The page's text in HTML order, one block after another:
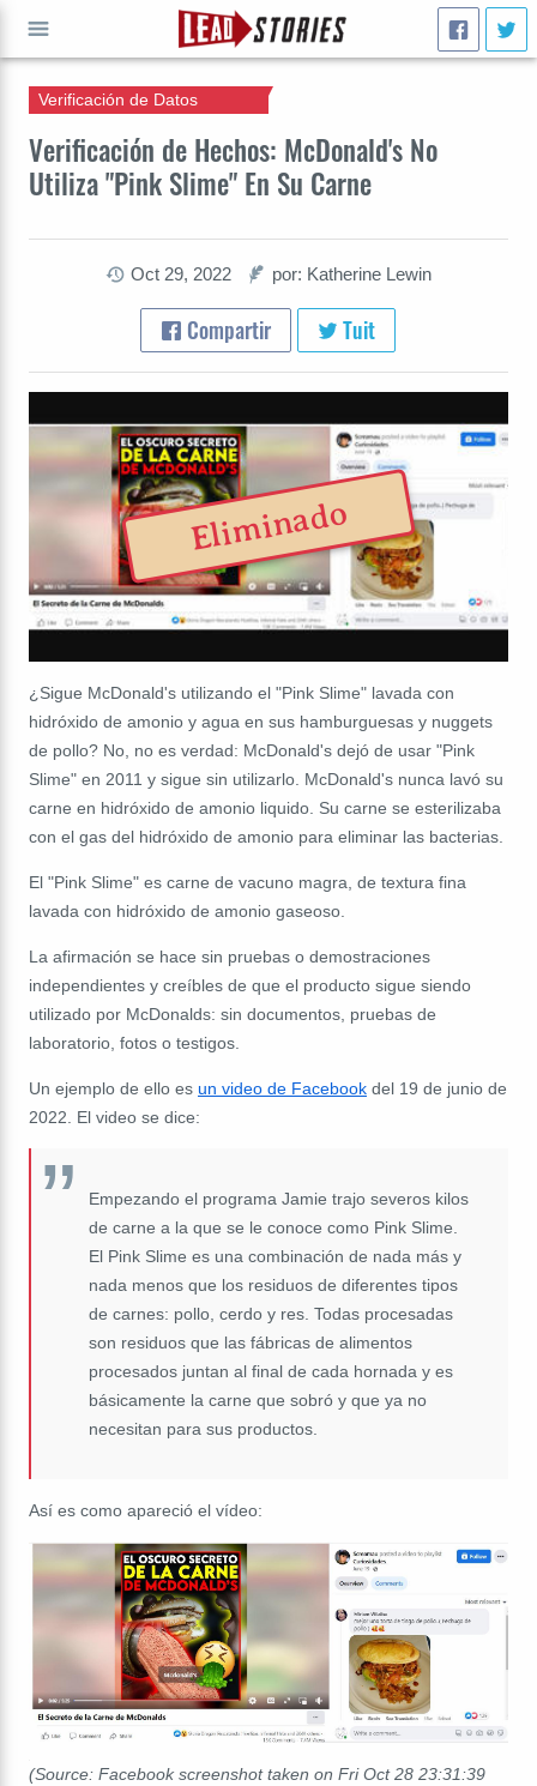
Verificación de Hechos: McDonald's No
Utiliza "Pink Slime" En Su Carne
Verificación de Datos
Oct 29, 2022 por: Katherine Lewin
Compartir Tuit
Eliminado
¿ Sigue McDonald's utilizando el "Pink Slime" lavada con
hidróxido de amonio y agua en sus hamburguesas y nuggets
de pollo? No, no es verdad: McDonald's dejó de usar "Pink
Slime" en 2011 y sigue sin utilizarlo. McDonald's nunca lavó su
carne en hidróxido de amonio liquido. Su carne se esterilizaba
con el gas del hidróxido de amonio para eliminar las bacterias.
El "Pink Slime" es carne de vacuno magra, de textura fina
lavada con hidróxido de amonio gaseoso.
La afirmación se hace sin pruebas o demostraciones
independientes y creíbles de que el producto sigue siendo
utilizado por McDonalds: sin documentos, pruebas de
laboratorio, fotos o testigos.
Un ejemplo de ello es un video de Facebook del 19 de junio de
2022. El video se dice:
Empezando el programa Jamie trajo severos kilos
de carne a la que se le conoce como Pink Slime.
El Pink Slime es una combinación de nada más y
nada menos que los residuos de diferentes tipos
de carnes: pollo, cerdo y res. Todas procesadas
son residuos que las fábricas de alimentos
procesados juntan al final de cada hornada y es
básicamente la carne que sobró y que ya no
necesitan para sus productos.
Así es como apareció el vídeo:
(Source: Facebook screenshot taken on Fri Oct 28 23:31:39
IR A